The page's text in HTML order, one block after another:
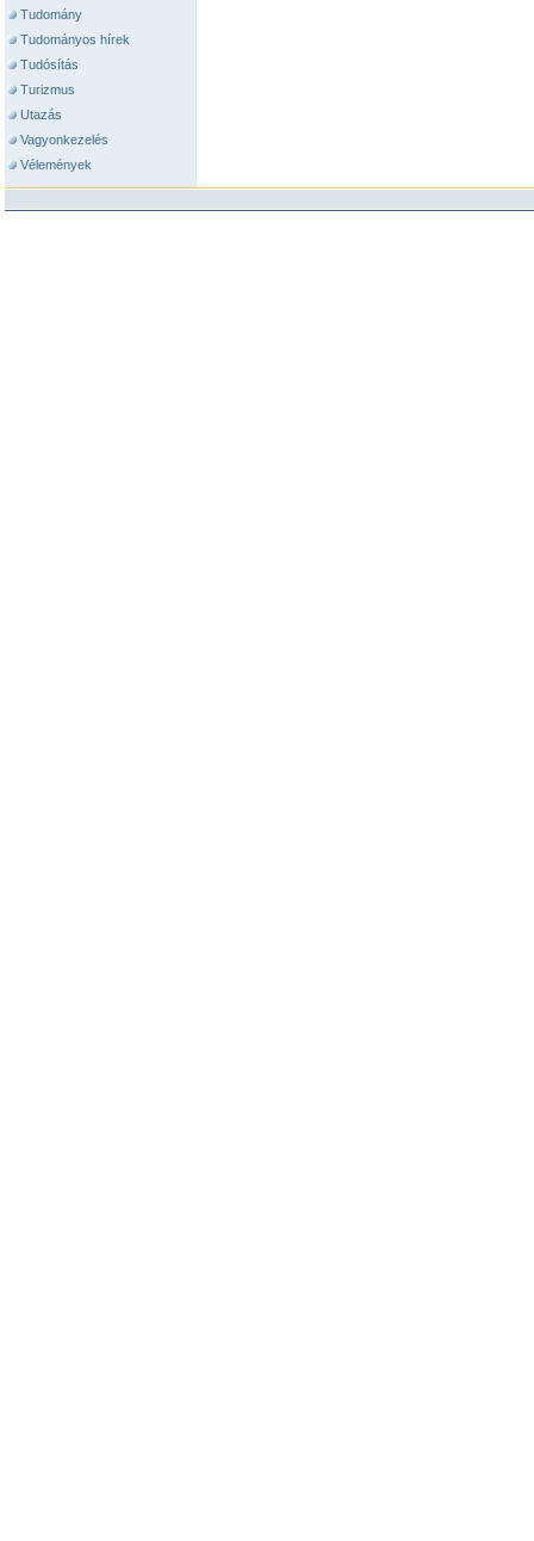
Tudomány
Tudományos hírek
Tudósítás
Turizmus
Utazás
Vagyonkezelés
Vélemények